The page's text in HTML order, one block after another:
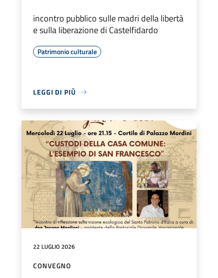
incontro pubblico sulle madri della libertà
e sulla liberazione di Castelfidardo
Patrimonio culturale
LEGGI DI PIÙ
22 LUGLIO 2026
CONVEGNO